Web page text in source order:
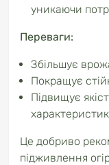
уникаючи
Переваги:
Збільшує
Покращує
Підвищує
Це добриво
підживлення